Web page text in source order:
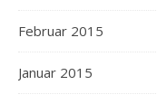
Februar 2015
Januar 2015